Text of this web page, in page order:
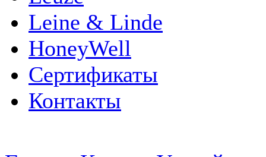
Leine & Linde
HoneyWell
Сертификаты
Контакты